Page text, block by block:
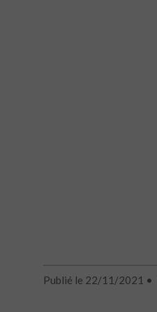
Publié le 22/11/2021